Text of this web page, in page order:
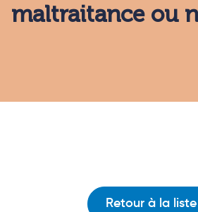
maltraitance ou
Retour à la